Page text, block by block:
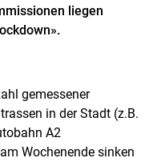
liegen
gemessener
in der Stadt (z.B.
A2
Wochenende sinken